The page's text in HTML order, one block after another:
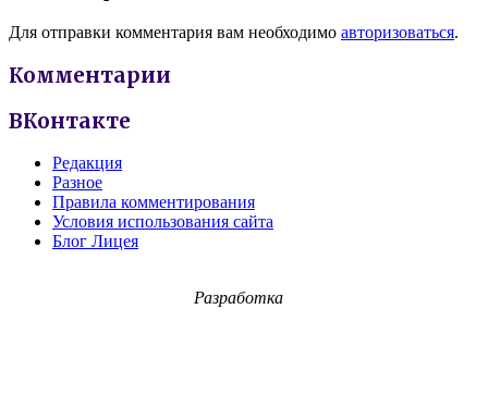
Для отправки комментария вам необходимо авторизоваться.
Комментарии
ВКонтакте
Редакция
Разное
Правила комментирования
Условия использования сайта
Блог Лицея
Разработка